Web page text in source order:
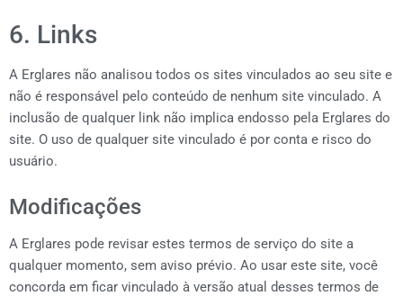
6. Links
A Erglares não analisou todos os sites vinculados ao seu site e
não é responsável pelo conteúdo de nenhum site vinculado. A
inclusão de qualquer link não implica endosso pela Erglares do
site. O uso de qualquer site vinculado é por conta e risco do
usuário.
Modificações
A Erglares pode revisar estes termos de serviço do site a
qualquer momento, sem aviso prévio. Ao usar este site, você
concorda em ficar vinculado à versão atual desses termos de